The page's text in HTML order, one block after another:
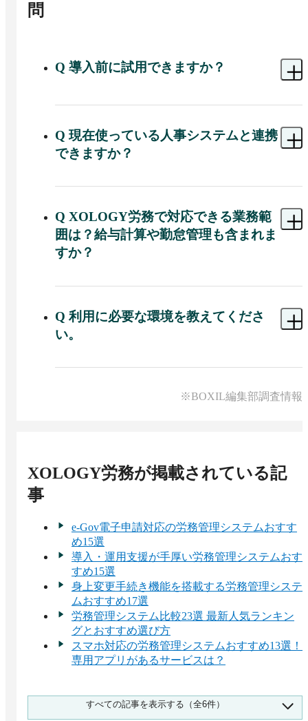
問
Q 導入前に試用できますか？
A 導入前のデモンストレーションや相談には対応
Q 現在使っている人事システムと連携
できますか？
A はい。XOLOGY労務で収集したデータはCSVフ
へインポート可能です。
Q XOLOGY労務で対応できる業務範
囲は？給与計算や勤怠管理も含まれま
すか？
A XOLOGY労務は、入退社に伴う手続きや従業員
与明細の配付や勤怠管理（有給・シフト管理、打
刻機能など）は対象外で、別途「XOLOGY給与明
細」や就業管理システム等の導入が必要です。
Q利用に必要な環境を教えてくださ
い。
A クラウドサービスのため、社内サーバーやソフ
接続できるPCまたはスマートフォンがあれば、
※BOXIL編集部調査情報
XOLOGY労務が掲載されている記
事
e-Gov電子申請対応の労務管理システムおすす
め15選
導入・運用支援が手厚い労務管理システムおす
すめ15選
身上変更手続き機能を搭載する労務管理システ
ムおすすめ17選
労務管理システム比較23選 最新人気ランキン
グとおすすめ選び方
スマホ対応の労務管理システムおすすめ13選！
専用アプリがあるサービスは？
セキュリティが高い労務管理システムおすすめ
11選！セキュリティリスクとは？
すべての記事を表示する（全6件）